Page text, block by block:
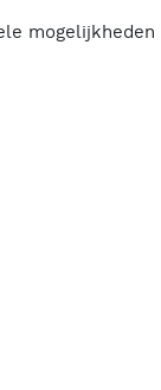
mogelijkheden